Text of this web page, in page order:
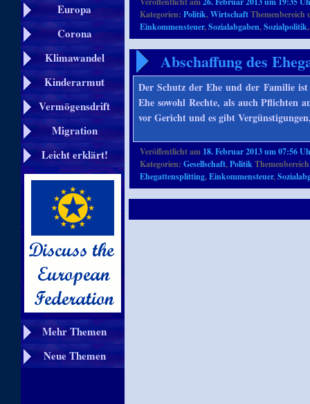
Europa
Corona
Klimawandel
Kinderarmut
Vermögensdrift
Migration
Leicht erklärt!
Mehr Themen
Neue Themen
Kategorien:Politik,Wirtschaft
Einkommensteuer,Sozialabgaben,Sozialpolitik
Abschaffung des
Der Schutz der Ehe und der Familie
Ehe sowohl Rechte, als auch Pflichten
vor Gericht und es gibt
Veröffentlicht am 18. Februar 2013 um 07:56
Kategorien:Gesellschaft,Politik
Ehegattensplitting,Einkommensteuer,